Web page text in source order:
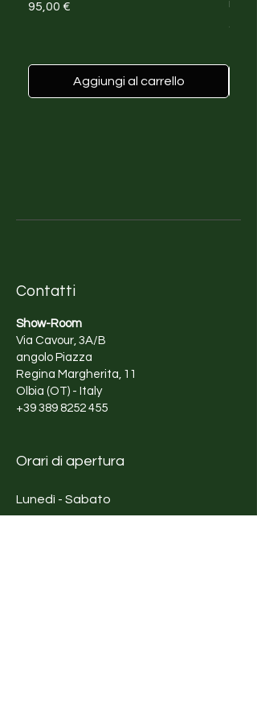
Prezzo
95,00 €
Aggiungi al carrello
Contatti
Show-Room
Via Cavour, 3A/B
angolo Piazza
Regina Margherita, 11
Olbia (OT) - Italy
+39 389 8252 455
Orari di apertura
Lunedì - Sabato
10:00 - 13:00